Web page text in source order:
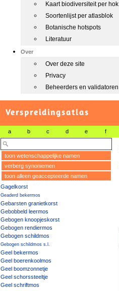
Kaart biodiversiteit per hok
Soortenlijst per atlasblok
Botanische hotspots
Literatuur
Over
Over deze site
Privacy
Beheerders en validatoren
Verspreidingsatlas
a b c d e f
toon wetenschappelijke namen
verberg synoniemen
toon alleen geaccepteerde namen
Gagelkorst
Geaderd bekermos
Gebarsten granietkorst
Gebobbeld leermos
Gebogen knoopjeskorst
Gebogen rendiermos
Gebogen schildmos
Gebogen schildmos s.l.
Geel bekermos
Geel boerenkoolmos
Geel boomzonnetje
Geel schorssteeltje
Geel schriftmos